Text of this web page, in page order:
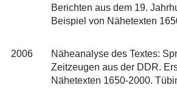
Berichten aus dem 19.
Beispiel von Nähetexten
2006
Näheanalyse des Textes:
Zeitzeugen aus der DDR.
Nähetexten 1650-2000.